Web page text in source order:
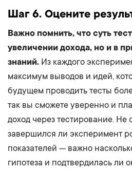
Шаг 6. Оцените
Важно помнить, что суть
увеличении дохода, но и в
знаний. Из каждого
максимум выводов и идей,
будущем проводить тесты
так вы сможете уверенно и
доход через тестирование. Не
завершился ли эксперимент
показателей — важно
гипотеза и подтвердилась ли